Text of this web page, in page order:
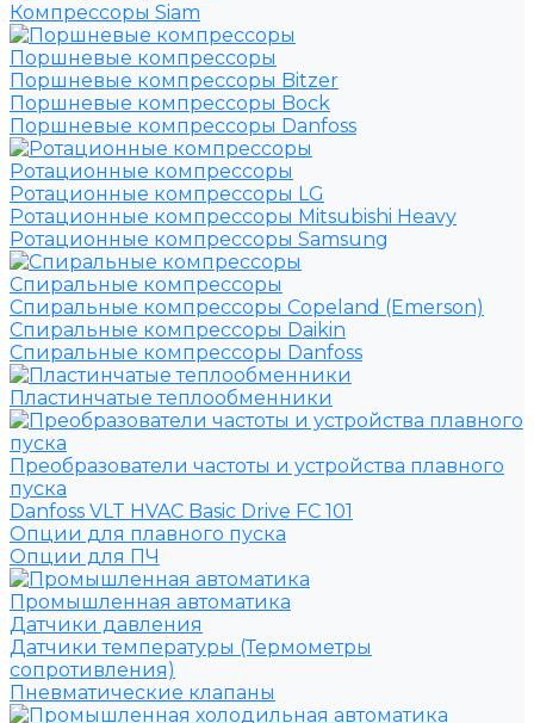
Компрессоры Siam
Поршневые компрессоры
Поршневые компрессоры Bitzer
Поршневые компрессоры Bock
Поршневые компрессоры Danfoss
Ротационные компрессоры
Ротационные компрессоры LG
Ротационные компрессоры Mitsubishi Heavy
Ротационные компрессоры Samsung
Спиральные компрессоры
Спиральные компрессоры Copeland (Emerson)
Спиральные компрессоры Daikin
Спиральные компрессоры Danfoss
Пластинчатые теплообменники
Преобразователи частоты и устройства плавного
пуска
Danfoss VLT HVAC Basic Drive FC 101
Опции для плавного пуска
Опции для ПЧ
Промышленная автоматика
Датчики давления
Датчики температуры (Термометры
сопротивления)
Пневматические клапаны